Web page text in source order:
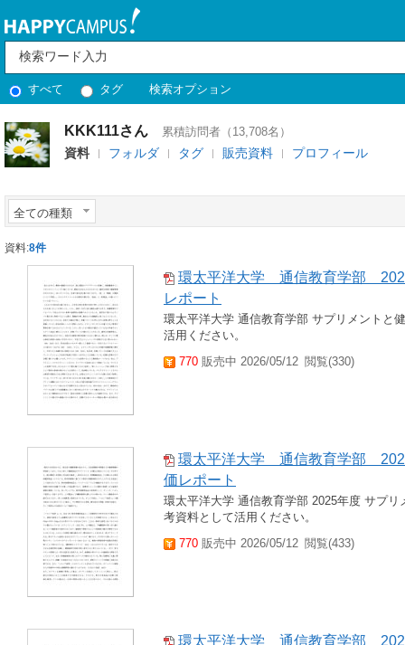
すべて タグ 検索オプション
KKK111さん 累積訪問者（13,708名）
資料 フォルダ タグ 販売資料 プロフィール
全ての種類
資料:8件
環太平洋大学 通信教育学部
レポート
環太平洋大学 通信教育学部 サプリメントと
活用ください。
770 販売中 2026/05/12 閲覧(330)
環太平洋大学 通信教育学部
価レポート
環太平洋大学 通信教育学部 2025年度 サプ
考資料として活用ください。
770 販売中 2026/05/12 閲覧(433)
環太平洋大学 通信教育学部